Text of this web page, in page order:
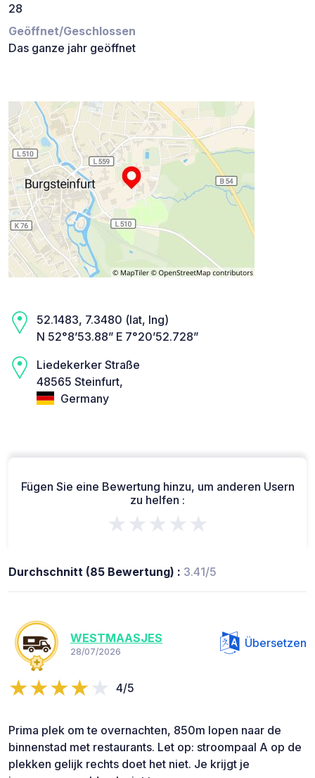
28
Geöffnet/Geschlossen
Das ganze jahr geöffnet
52.1483, 7.3480 (lat, lng)
N 52°8’53.88” E 7°20’52.728”
Liedekerker Straße
48565 Steinfurt,
Germany
Fügen Sie eine Bewertung hinzu, um anderen Usern
zu helfen :
★★★★★
Durchschnitt (85 Bewertung) : 3.41/5
WESTMAASJES
28/07/2026
Übersetzen
4/5
Prima plek om te overnachten, 850m lopen naar de
binnenstad met restaurants. Let op: stroompaal A op de
plekken gelijk rechts doet het niet. Je krijgt je